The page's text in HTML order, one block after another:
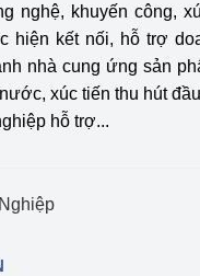
nghệ, khuyến công,
hiện kết nối, hỗ trợ
nhà cung ứng sản
xúc tiến thu hút
hỗ trợ...